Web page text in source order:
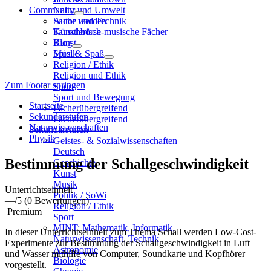
Natur und Umwelt
Sache und Technik
Künstlerisch-musische Fächer
Kunst
Musik
Religion / Ethik
Religion und Ethik
Sport
Sport und Bewegung
Fächerübergreifend
Fächerübergreifend
Sekundarstufen
Geistes- & Sozialwissenschaften
Deutsch
Geschichte
Kunst
Musik
Politik / SoWi
Religion / Ethik
Sport
MINT: Mathematik, Informatik,
Naturwissenschaft, Technik
Astronomie
Biologie
Community
Autor werden
Tauschbörse
Blog
Spiel & Spaß
Zum Footer springen
Startseite
Sekundarstufen
Naturwissenschaften
Physik
Bestimmung der Schallgeschwindigkeit
Unterrichtseinheit
—/5 (0 Bewertungen)
Premium
In dieser Unterrichtseinheit zum Thema Schall werden Low-Cost-
Experimente zur Bestimmung der Schallgeschwindigkeit in Luft
und Wasser mithilfe von Computer, Soundkarte und Kopfhörer
vorgestellt.